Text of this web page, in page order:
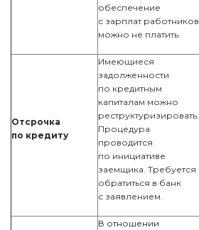
обеспечение
с зарплат работников
можно не платить.
Отсрочка
по кредиту
Имеющиеся
задолженности
по кредитным
капиталам можно
реструктуризировать.
Процедура
проводится
по инициативе
заемщика. Требуется
обратиться в банк
с заявлением.
В отношении